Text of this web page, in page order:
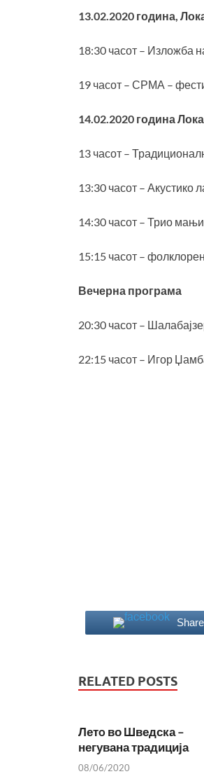
13.02.2020 година,
18:30 часот – Изложба
19 часот – СРМА –
14.02.2020 година
13 часот –
13:30 часот – Акустико
14:30 часот – Трио
15:15 часот –
Вечерна програма
20:30 часот –
22:15 часот – Игор
RELATED POSTS
Летo во Шведска –
негувана традиција
08/06/2020